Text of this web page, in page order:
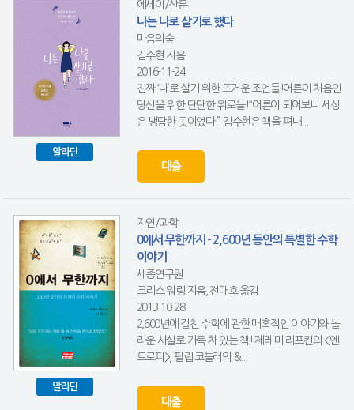
알라딘
에세이/산문
나는 나로 살기로 했다
마음의숲
김수현 지음
2016-11-24
진짜 ‘나’로 살기 위한 뜨거운 조언들!어른이 처음인
당신을 위한 단단한 위로들!“어른이 되어보니 세상
은 냉담한 곳이었다.” 김수현은 책을 펴내...
대출
알라딘
자연/과학
0에서 무한까지 - 2,600년 동안의 특별한 수학
이야기
세종연구원
크리스 워링 지음, 전대호 옮김
2013-10-28
2,600년에 걸친 수학에 관한 매혹적인 이야기와 놀
라운 사실로 가득 차 있는 책! 제레미 리프킨의 <엔
트로피>, 필립 코틀러의 &...
대출